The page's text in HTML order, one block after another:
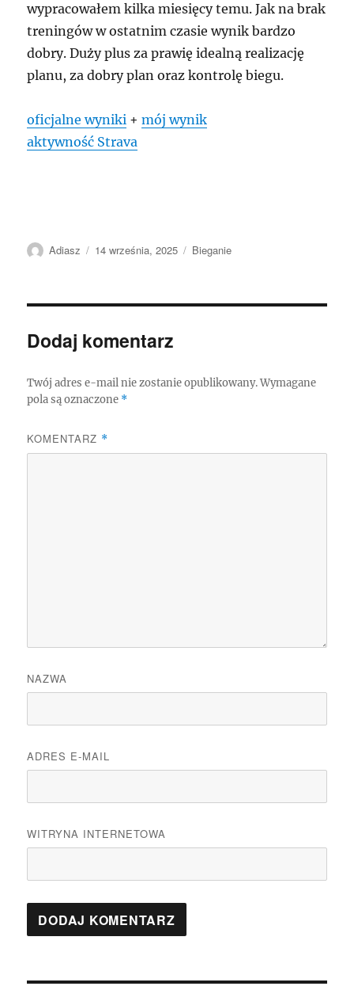
wypracowałem kilka miesięcy temu. Jak na brak
treningów w ostatnim czasie wynik bardzo
dobry. Duży plus za prawię idealną realizację
planu, za dobry plan oraz kontrolę biegu.
oficjalne wyniki +mój wynik
aktywność Strava
Autor
Adiasz
Data
14 września, 2025 Kategorie
Bieganie
Dodaj komentarz
Twój adres e-mail nie zostanie opublikowany. Wymagane
pola są oznaczone *
KOMENTARZ *
NAZWA
ADRES E-MAIL
WITRYNA INTERNETOWA